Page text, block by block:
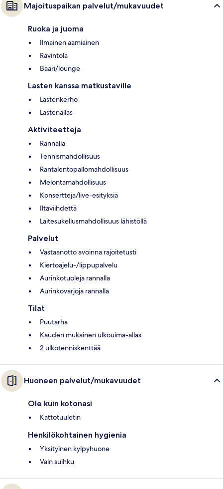
Majoituspaikan palvelut/mukavuudet
Ruoka ja juoma
Ilmainen aamiainen
Ravintola
Baari/lounge
Lasten kanssa matkustaville
Lastenkerho
Lastenallas
Aktiviteetteja
Rannalla
Tennismahdollisuus
Rantalentopallomahdollisuus
Melontamahdollisuus
Konsertteja/live-esityksiä
Iltaviihdettä
Laitesukellusmahdollisuus lähistöllä
Palvelut
Vastaanotto avoinna rajoitetusti
Kiertoajelu-/lippupalvelu
Aurinkotuoleja rannalla
Aurinkovarjoja rannalla
Tilat
Puutarha
Kauden mukainen ulkouima-allas
2 ulkotenniskenttää
Huoneen palvelut/mukavuudet
Ole kuin kotonasi
Kattotuuletin
Henkilökohtainen hygienia
Yksityinen kylpyhuone
Vain suihku